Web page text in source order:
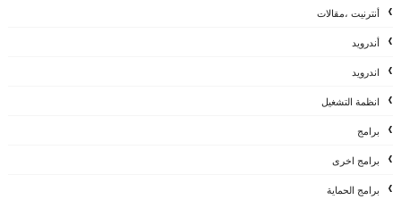
أنترنيت ،مقالات
أندرويد
اندرويد
انظمة التشغيل
برامج
برامج اخرى
برامج الحماية